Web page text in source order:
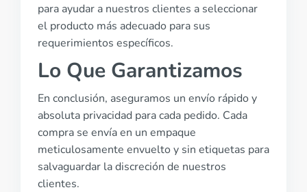
para ayudar a nuestros clientes a seleccionar
el producto más adecuado para sus
requerimientos específicos.
Lo Que Garantizamos
En conclusión, aseguramos un envío rápido y
absoluta privacidad para cada pedido. Cada
compra se envía en un empaque
meticulosamente envuelto y sin etiquetas para
salvaguardar la discreción de nuestros
clientes.